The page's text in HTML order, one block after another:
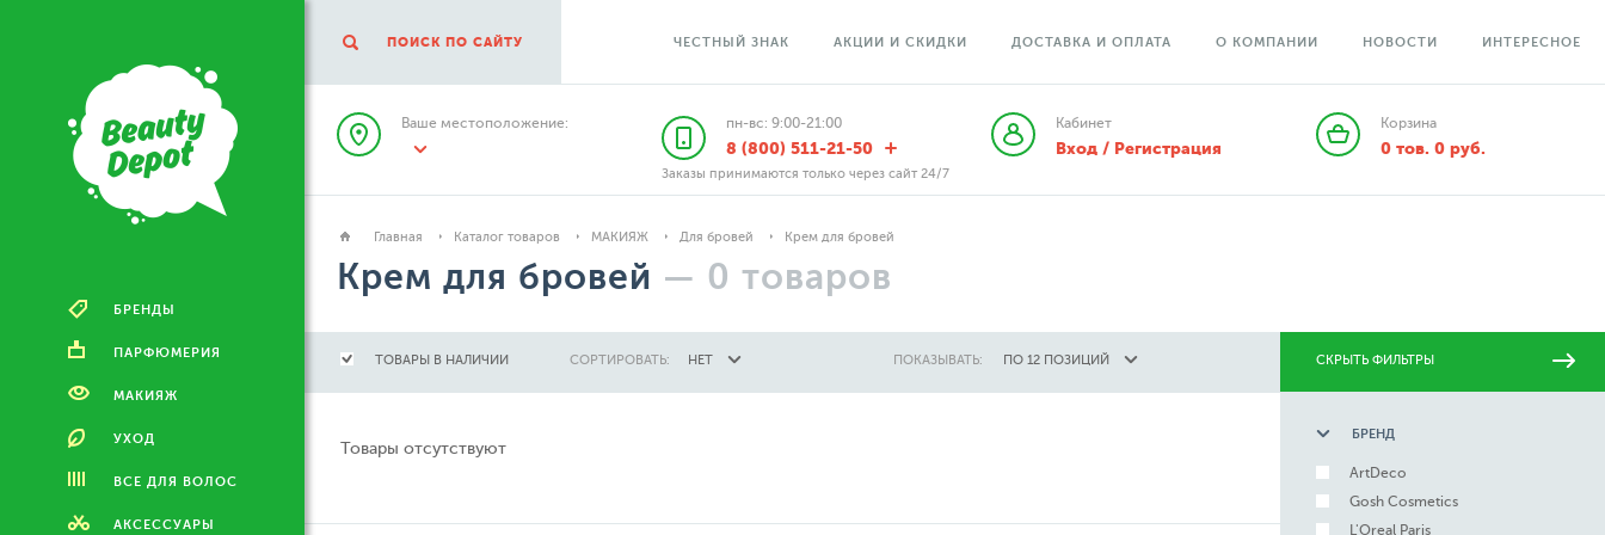
БРЕНДЫ
ПАРФЮМЕРИЯ
МАКИЯЖ
УХОД
ВСЕ ДЛЯ ВОЛОС
АКСЕССУАРЫ
ПОИСК ПО САЙТУ ЧЕСТНЫЙ ЗНАК АКЦИИ И СКИДКИ ДОСТАВКА И ОПЛАТА О КОМПАНИИ НОВОСТИ ИНТЕРЕСНОЕ
Ваше местоположение: пн-вс: 9:00-21:00
8 (800) 511-21-50
Заказы принимаются только через сайт 24/7
Кабинет
Вход / Регистрация
Корзина
0 тов. 0руб.
Главная Каталог товаров МАКИЯЖ Для бровей Крем для бровей
Крем для бровей — 0 товаров
ТОВАРЫ В НАЛИЧИИ СОРТИРОВАТЬ: НЕТ ПОКАЗЫВАТЬ: ПО 12 ПОЗИЦИЙ СКРЫТЬ ФИЛЬТРЫ
Товары отсутствуют
БРЕНД
ArtDeco
Gosh Cosmetics
L'Oreal Paris